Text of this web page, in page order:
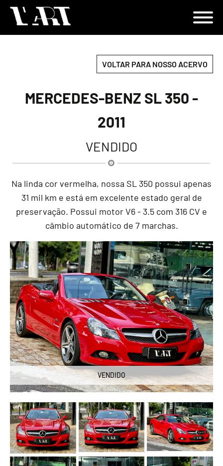
VOLTAR PARA NOSSO ACERVO
MERCEDES-BENZ SL 350 -
2011
VENDIDO
Na linda cor vermelha, nossa SL 350 possui apenas
31 mil km e está em excelente estado geral de
preservação. Possui motor V6 - 3.5 com 316 CV e
câmbio automático de 7 marchas.
VENDIDO